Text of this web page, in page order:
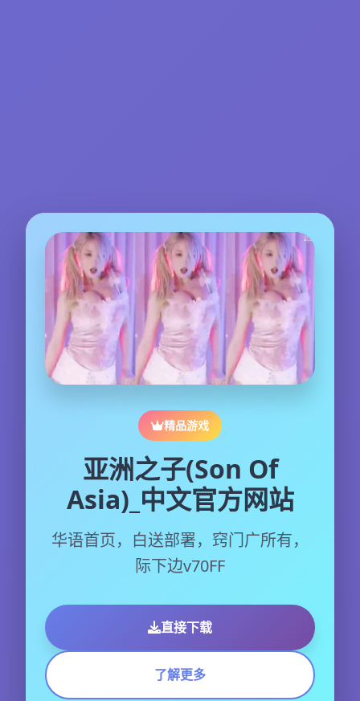
精品游戏
亚洲之子(Son Of
Asia)_中文官方网站
华语首页，白送部署，窍门广所有，
际下边v70FF
直接下载
了解更多